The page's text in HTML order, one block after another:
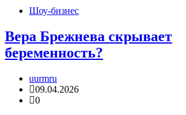
Шоу-бизнес
Вера Брежнева скрывает
беременность?
uurmru
09.04.2026
0